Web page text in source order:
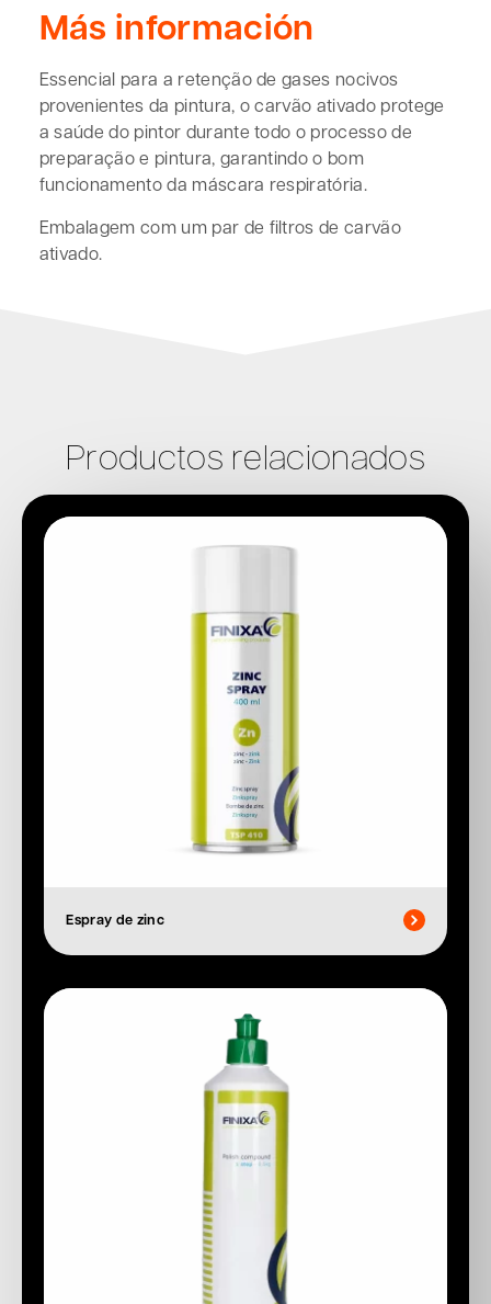
Más información
Essencial para a retenção de gases nocivos
provenientes da pintura, o carvão ativado protege
a saúde do pintor durante todo o processo de
preparação e pintura, garantindo o bom
funcionamento da máscara respiratória.
Embalagem com um par de filtros de carvão
ativado.
Productos relacionados
Espray de zinc